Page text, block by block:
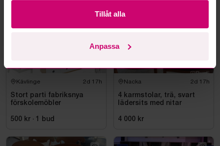
Tillåt alla
Anpassa
Kävlinge 2d 17h
Stort parti fabriksnya
förskolemöbler
500 kr · bud
Nacka 2d 17h
4 karmstolar, trä, svart
lädersits med nitar
4 000 kr